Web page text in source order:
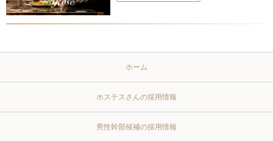
ホーム
ホステスさんの採用情報
男性幹部候補の採用情報